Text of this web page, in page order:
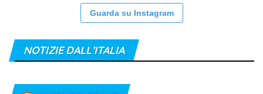
Guarda su Instagram
NOTIZIE DALL’ITALIA